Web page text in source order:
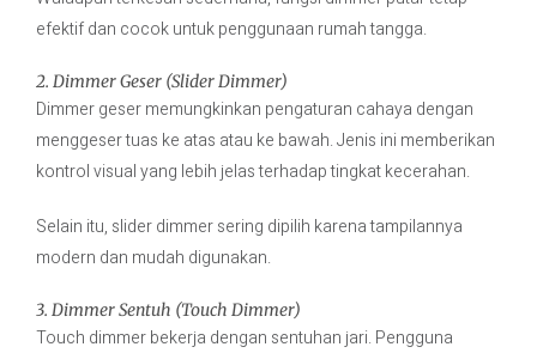
efektif dan cocok untuk penggunaan rumah tangga.
2. Dimmer Geser (Slider Dimmer)
Dimmer geser memungkinkan pengaturan cahaya dengan
menggeser tuas ke atas atau ke bawah. Jenis ini memberikan
kontrol visual yang lebih jelas terhadap tingkat kecerahan.
Selain itu, slider dimmer sering dipilih karena tampilannya
modern dan mudah digunakan.
3. Dimmer Sentuh (Touch Dimmer)
Touch dimmer bekerja dengan sentuhan jari. Pengguna